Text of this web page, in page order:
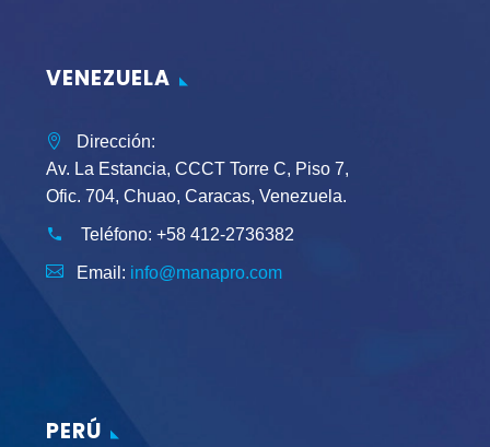
VENEZUELA
Dirección:
Av. La Estancia, CCCT Torre C, Piso 7,
Ofic. 704, Chuao, Caracas, Venezuela.
Teléfono: +58 412-2736382
Email: info@manapro.com
PERÚ